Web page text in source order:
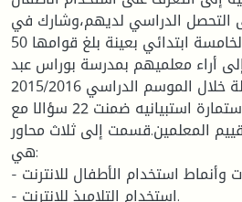
التحصل الدراسي لديهم،وشارك في
الدراسة تلاميذ السنة الخامسة ابتدائي بعينة بلغ قوامها 50
أراء معلميهم بمدرسة بوراس عبد
الرحمن بمدينة المسيلة خلال الموسم الدراسي 2015/2016
استخدامنا في الدراسة استمارة استبيانيه ضمنت 22 سؤالا مع
المعلمين.قسمت إلى ثلاث محاور
هي:
- عادات وأنماط استخدام الأطفال للانترنت.
- استخدام التلاميذ للانترنت.